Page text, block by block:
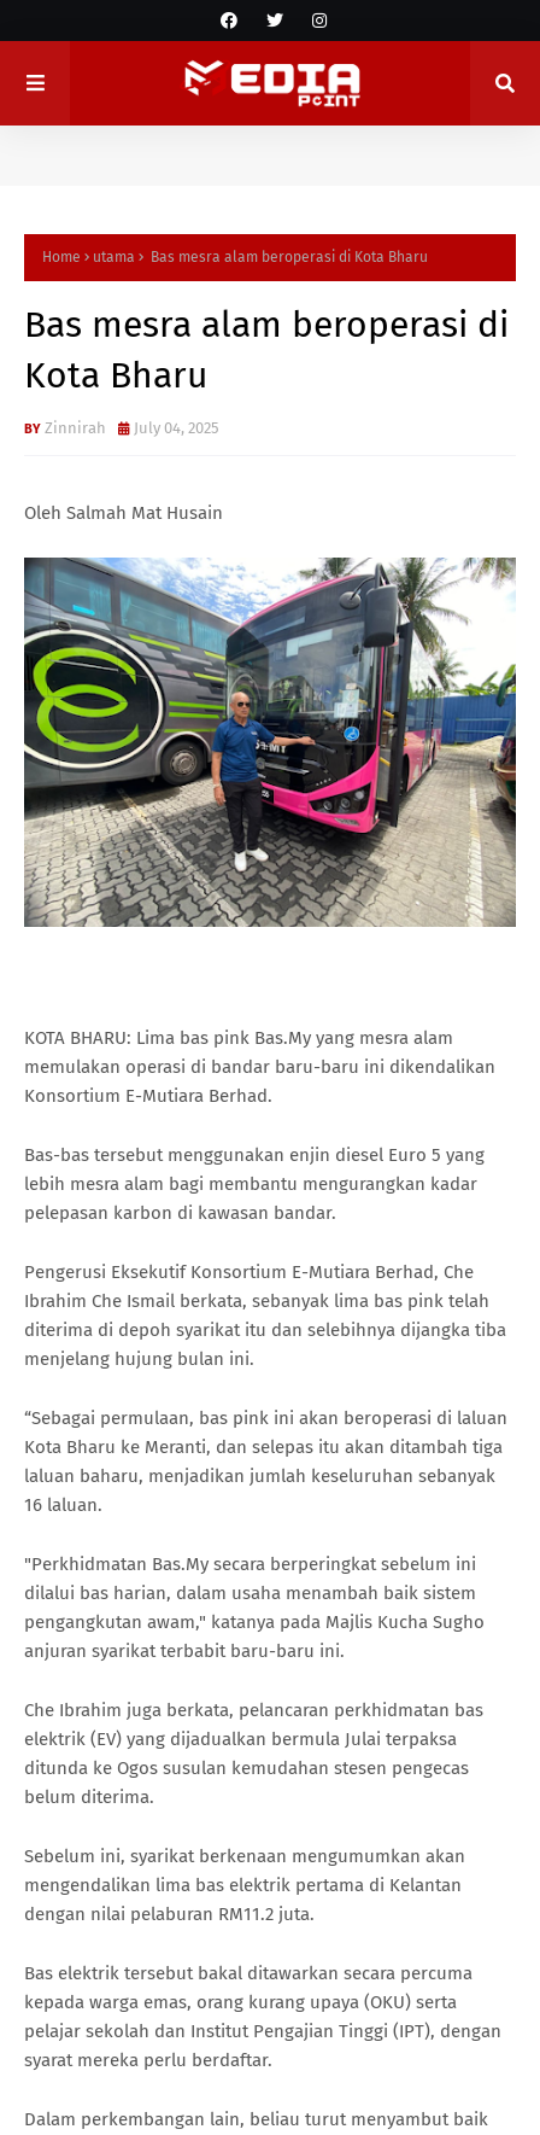
Home utama Bas mesra alam beroperasi di Kota Bharu
Bas mesra alam beroperasi di
Kota Bharu
Zinnirah July 04, 2025
Oleh Salmah Mat Husain
KOTA BHARU: Lima bas pink Bas.My yang mesra alam
memulakan operasi di bandar baru-baru ini dikendalikan
Konsortium E-Mutiara Berhad.
Bas-bas tersebut menggunakan enjin diesel Euro 5 yang
lebih mesra alam bagi membantu mengurangkan kadar
pelepasan karbon di kawasan bandar.
Pengerusi Eksekutif Konsortium E-Mutiara Berhad, Che
Ibrahim Che Ismail berkata, sebanyak lima bas pink telah
diterima di depoh syarikat itu dan selebihnya dijangka tiba
menjelang hujung bulan ini.
“Sebagai permulaan, bas pink ini akan beroperasi di laluan
Kota Bharu ke Meranti, dan selepas itu akan ditambah tiga
laluan baharu, menjadikan jumlah keseluruhan sebanyak
16 laluan.
"Perkhidmatan Bas.My secara berperingkat sebelum ini
dilalui bas harian, dalam usaha menambah baik sistem
pengangkutan awam," katanya pada Majlis Kucha Sugho
anjuran syarikat terbabit baru-baru ini.
Che Ibrahim juga berkata, pelancaran perkhidmatan bas
elektrik (EV) yang dijadualkan bermula Julai terpaksa
ditunda ke Ogos susulan kemudahan stesen pengecas
belum diterima.
Sebelum ini, syarikat berkenaan mengumumkan akan
mengendalikan lima bas elektrik pertama di Kelantan
dengan nilai pelaburan RM11.2 juta.
Bas elektrik tersebut bakal ditawarkan secara percuma
kepada warga emas, orang kurang upaya (OKU) serta
pelajar sekolah dan Institut Pengajian Tinggi (IPT), dengan
syarat mereka perlu berdaftar.
Dalam perkembangan lain, beliau turut menyambut baik